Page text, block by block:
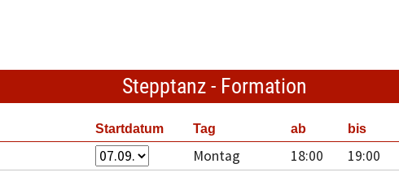
Stepptanz - Formation
Startdatum Tag ab bis
Montag 18:00 19:00